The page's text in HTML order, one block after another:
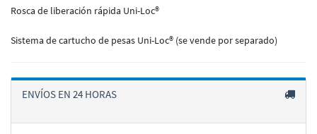
Rosca de liberación rápida Uni-Loc®
Sistema de cartucho de pesas Uni-Loc® (se vende por separado)
ENVÍOS EN 24 HORAS